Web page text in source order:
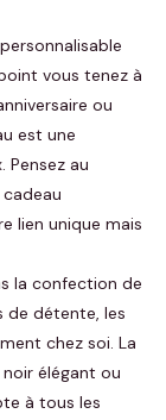
vous tenez à
ou
est une
Pensez au
lien unique mais
la confection de
de détente, les
chez soi. La
élégant ou
à tous les